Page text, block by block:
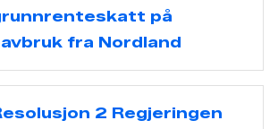
på
fra Nordland
2 Regjeringen